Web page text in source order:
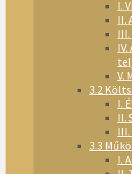
I.
II.
V.
3.2
I.
II.
3.3
I.